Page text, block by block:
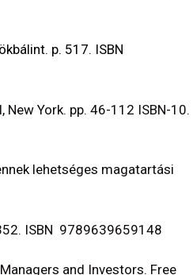
p. 517. ISBN
New York. pp. 46-112 ISBN-10.
lehetséges magatartási
ISBN 9789639659148
and Investors. Free